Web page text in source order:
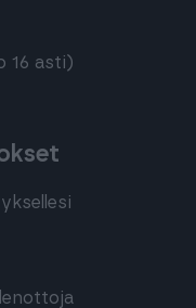
16 asti)